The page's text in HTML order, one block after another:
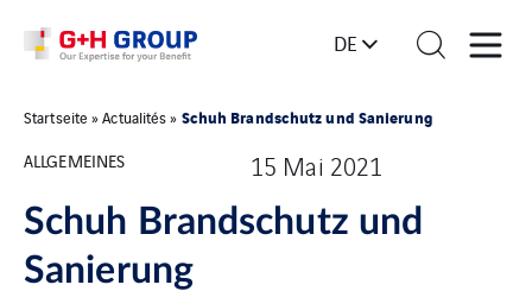
DE
Startseite »Actualités» Schuh Brandschutz und Sanierung
ALLGEMEINES
15 Mai 2021
Schuh Brandschutz und
Sanierung